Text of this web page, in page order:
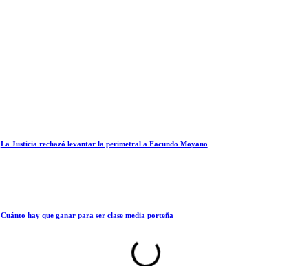
La Justicia rechazó levantar la perimetral a Facundo Moyano
Cuánto hay que ganar para ser clase media porteña